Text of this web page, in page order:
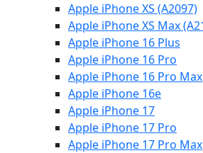
Apple iPhone XS (A2097)
Apple iPhone XS Max
Apple iPhone 16 Plus
Apple iPhone 16 Pro
Apple iPhone 16 Pro Max
Apple iPhone 16e
Apple iPhone 17
Apple iPhone 17 Pro
Apple iPhone 17 Pro Max